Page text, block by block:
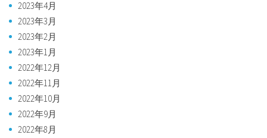
2023年4月
2023年3月
2023年2月
2023年1月
2022年12月
2022年11月
2022年10月
2022年9月
2022年8月